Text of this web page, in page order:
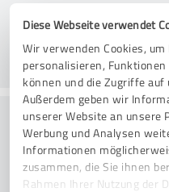
Diese Webseite verwendet
Wir verwenden Cookies,
personalisieren,
können und die Zugriffe
Außerdem geben wir
unserer Website an unsere
Werbung und Analysen
Informationen
zusammen, die Sie ihnen
Rahmen Ihrer Nutzung der